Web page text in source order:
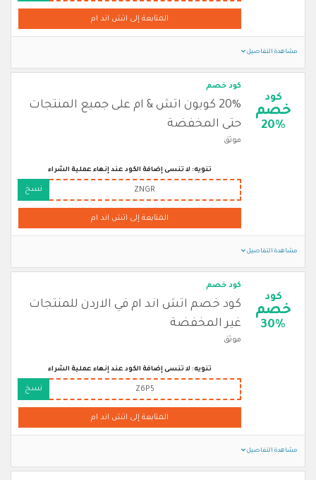
المتابعة إلى اتش اند ام
مشاهدة التفاصيل
كود
خصم
20%
كود خصم
20% كوبون اتش & ام على جميع المنتجات
حتى المخفضة
موثق
تنويه: لا تنسى إضافة الكود عند إنهاء عملية الشراء
ZNGR نسخ
المتابعة إلى اتش اند ام
مشاهدة التفاصيل
كود
خصم
30%
كود خصم
كود خصم اتش اند ام في الاردن للمنتجات
غير المخفضة
موثق
تنويه: لا تنسى إضافة الكود عند إنهاء عملية الشراء
Z6P5 نسخ
المتابعة إلى اتش اند ام
مشاهدة التفاصيل